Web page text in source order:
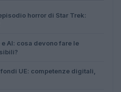
horror di Star Trek:
AI: cosa devono fare le
UE: competenze digitali,